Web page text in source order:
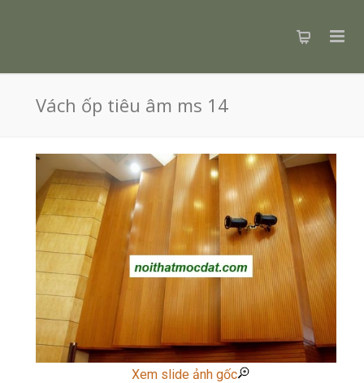
Vách ốp tiêu âm ms 14
Xem slide ảnh gốc